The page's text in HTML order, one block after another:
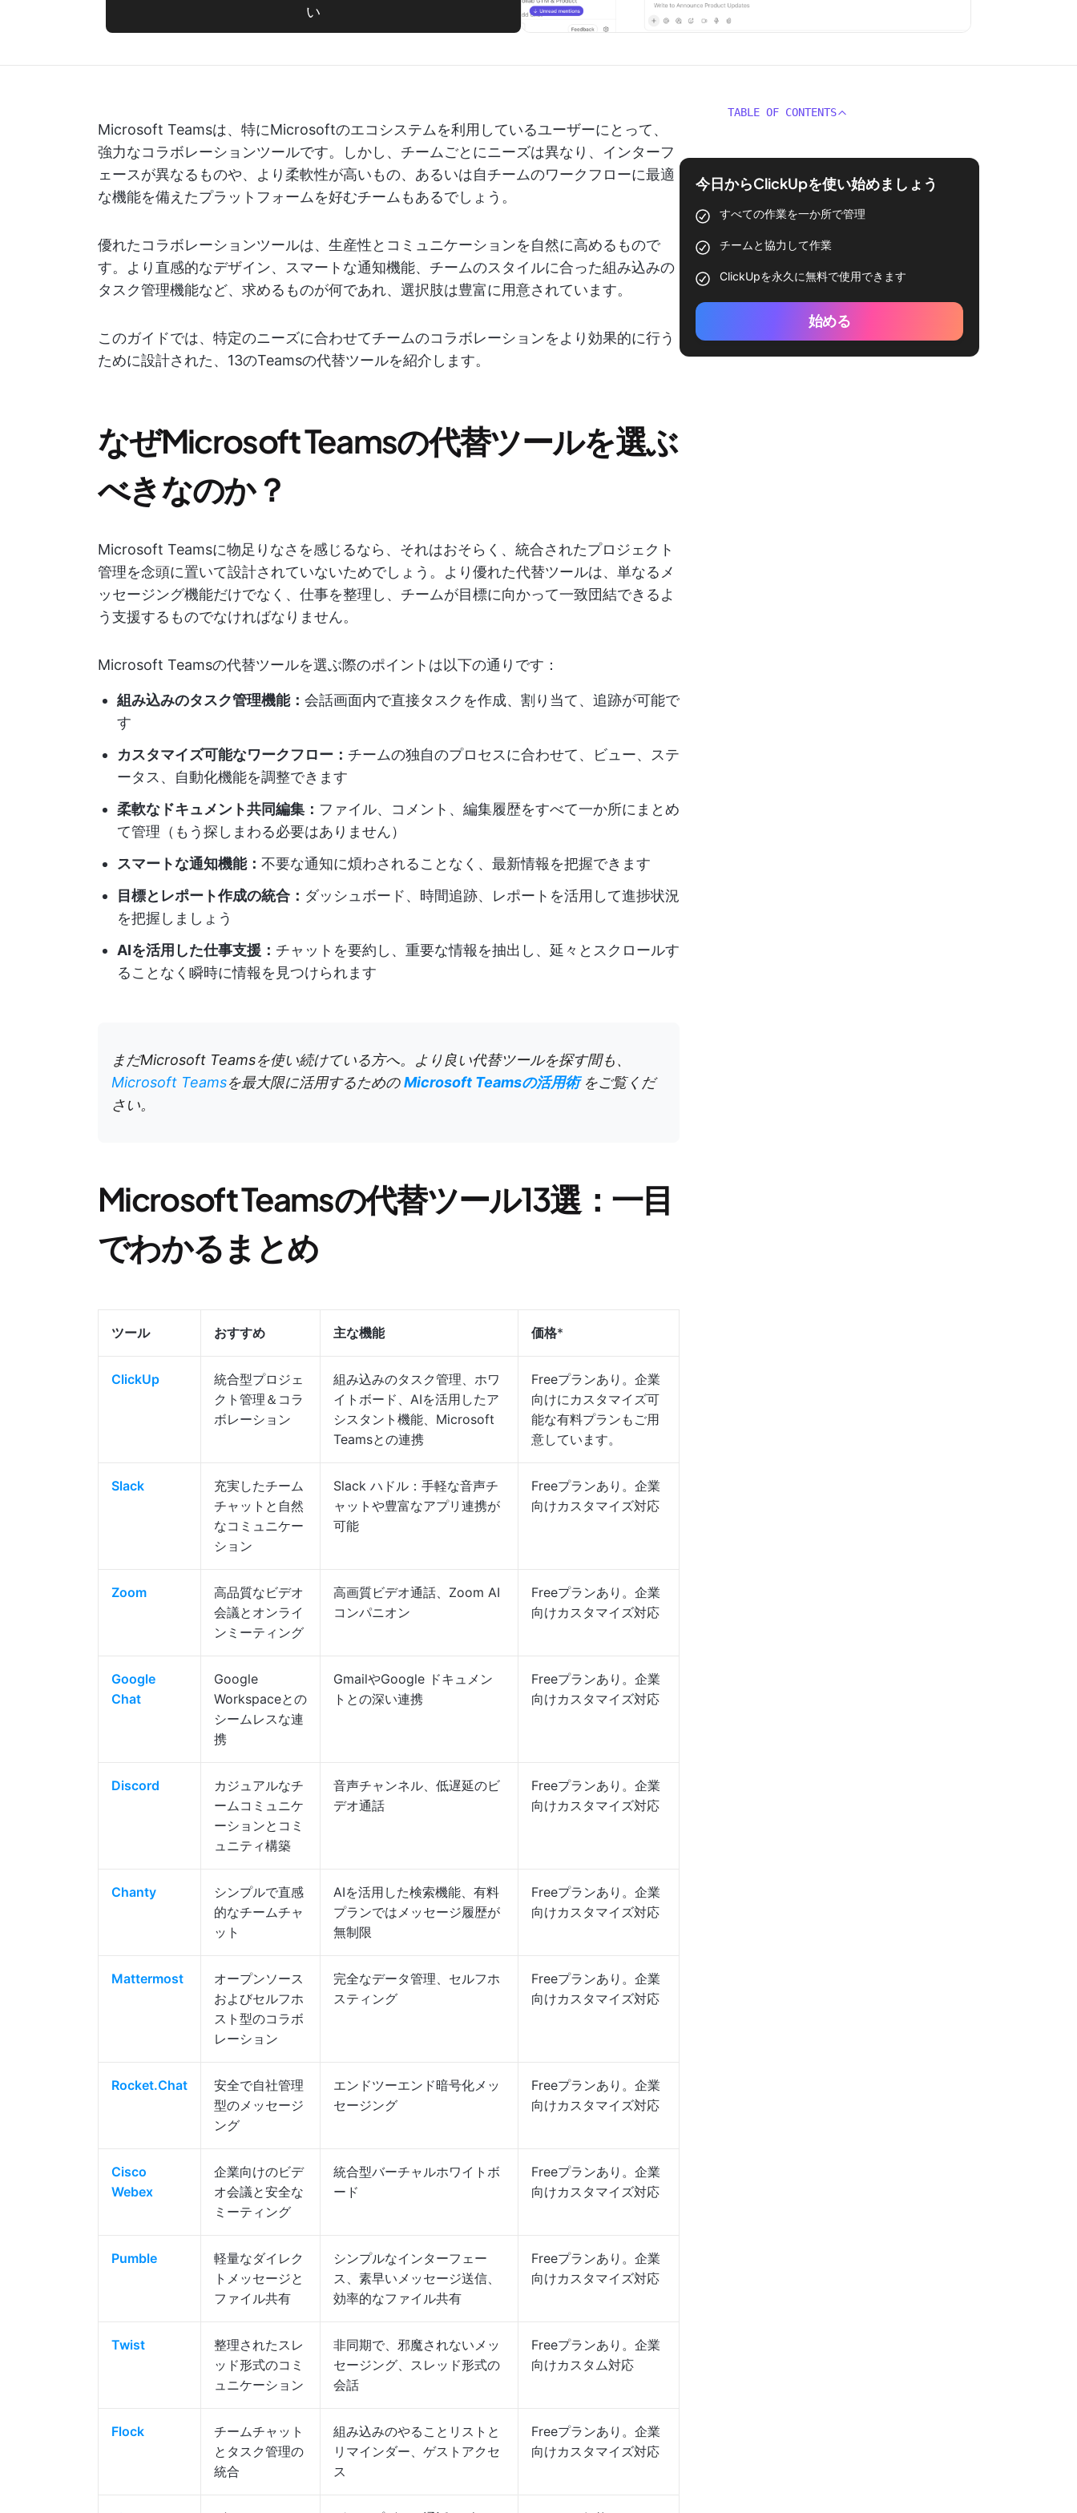
い
Microsoft Teamsは、特にMicrosoftのエコシステムを利用しているユーザーにとって、
強力なコラボレーションツールです。しかし、チームごとにニーズは異なり、インターフ
ェースが異なるものや、より柔軟性が高いもの、あるいは自チームのワークフローに最適
な機能を備えたプラットフォームを好むチームもあるでしょう。
優れたコラボレーションツールは、生産性とコミュニケーションを自然に高めるもので
す。より直感的なデザイン、スマートな通知機能、チームのスタイルに合った組み込みの
タスク管理機能など、求めるものが何であれ、選択肢は豊富に用意されています。
このガイドでは、特定のニーズに合わせてチームのコラボレーションをより効果的に行う
ために設計された、13のTeamsの代替ツールを紹介します。
なぜMicrosoft Teamsの代替ツールを選ぶ
べきなのか？
Microsoft Teamsに物足りなさを感じるなら、それはおそらく、統合されたプロジェクト
管理を念頭に置いて設計されていないためでしょう。より優れた代替ツールは、単なるメ
ッセージング機能だけでなく、仕事を整理し、チームが目標に向かって一致団結できるよ
う支援するものでなければなりません。
Microsoft Teamsの代替ツールを選ぶ際のポイントは以下の通りです：
組み込みのタスク管理機能： 会話画面内で直接タスクを作成、割り当て、追跡が可能で
す
カスタマイズ可能なワークフロー： チームの独自のプロセスに合わせて、ビュー、ステ
ータス、自動化機能を調整できます
柔軟なドキュメント共同編集： ファイル、コメント、編集履歴をすべて一か所にまとめ
て管理（もう探しまわる必要はありません）
スマートな通知機能： 不要な通知に煩わされることなく、最新情報を把握できます
目標とレポート作成の統合： ダッシュボード、時間追跡、レポートを活用して進捗状況
を把握しましょう
AIを活用した仕事支援： チャットを要約し、重要な情報を抽出し、延々とスクロールす
ることなく瞬時に情報を見つけられます
まだMicrosoft Teamsを使い続けている方へ。より良い代替ツールを探す間も、
Microsoft Teamsを最大限に活用するためのMicrosoft Teamsの活用術をご覧くだ
さい。
Microsoft Teamsの代替ツール13選：一目
でわかるまとめ
ツール おすすめ 主な機能 価格*
ClickUp
統合型プロジェ
クト管理＆コラ
ボレーション
組み込みのタスク管理、ホワ
イトボード、AIを活用したア
シスタント機能、Microsoft
Teamsとの連携
Freeプランあり。企業
向けにカスタマイズ可
能な有料プランもご用
意しています。
Slack
充実したチーム
チャットと自然
なコミュニケー
ション
Slack ハドル：手軽な音声チ
ャットや豊富なアプリ連携が
可能
Freeプランあり。企業
向けカスタマイズ対応
Zoom
高品質なビデオ
会議とオンライ
ンミーティング
高画質ビデオ通話、Zoom AI
コンパニオン
Freeプランあり。企業
向けカスタマイズ対応
Google
Chat
Google
Workspaceとの
シームレスな連
携
GmailやGoogle ドキュメン
トとの深い連携
Freeプランあり。企業
向けカスタマイズ対応
Discord
カジュアルなチ
ームコミュニケ
ーションとコミ
ュニティ構築
音声チャンネル、低遅延のビ
デオ通話
Freeプランあり。企業
向けカスタマイズ対応
Chanty
シンプルで直感
的なチームチャ
ット
AIを活用した検索機能、有料
プランではメッセージ履歴が
無制限
Freeプランあり。企業
向けカスタマイズ対応
Mattermost
オープンソース
およびセルフホ
スト型のコラボ
レーション
完全なデータ管理、セルフホ
スティング
Freeプランあり。企業
向けカスタマイズ対応
Rocket.Chat
安全で自社管理
型のメッセージ
ング
エンドツーエンド暗号化メッ
セージング
Freeプランあり。企業
向けカスタマイズ対応
Cisco
Webex
企業向けのビデ
オ会議と安全な
ミーティング
統合型バーチャルホワイトボ
ード
Freeプランあり。企業
向けカスタマイズ対応
Pumble
軽量なダイレク
トメッセージと
ファイル共有
シンプルなインターフェー
ス、素早いメッセージ送信、
効率的なファイル共有
Freeプランあり。企業
向けカスタマイズ対応
Twist
整理されたスレ
ッド形式のコミ
ュニケーション
非同期で、邪魔されないメッ
セージング、スレッド形式の
会話
Freeプランあり。企業
向けカスタム対応
Flock
チームチャット
とタスク管理の
統合
組み込みのやることリストと
リマインダー、ゲストアクセ
ス
Freeプランあり。企業
向けカスタマイズ対応
TABLE OF CONTENTS
今日からClickUpを使い始めましょう
すべての作業を一か所で管理
チームと協力して作業
ClickUpを永久に無料で使用できます
始める